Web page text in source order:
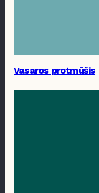
Vasaros protmūšis